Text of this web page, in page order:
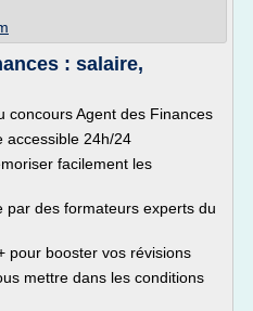
: salaire,
concours Agent des Finances
accessible 24h/24
facilement les
par des formateurs experts du
pour booster vos révisions
mettre dans les conditions